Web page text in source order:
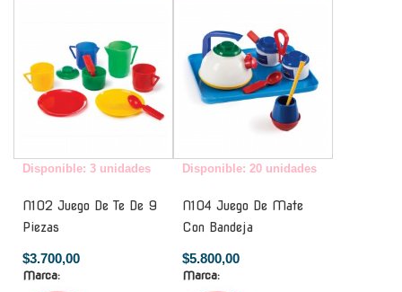
Disponible: 3 unidades
N102 Juego De Te De 9
Piezas
$3.700,00
Marca:
Disponible: 20 unidades
N104 Juego De Mate
Con Bandeja
$5.800,00
Marca: